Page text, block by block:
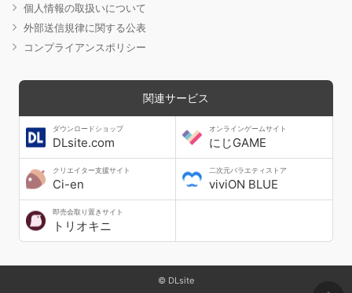
個人情報の取扱いについて
外部送信規律に関する公表
コンプライアンスポリシー
関連サービス
ダウンロードショップ
DLsite.com
オンラインゲームサイト
にじGAME
クリエイター支援サイト
Ci-en
二次元バラエティストア
viviON BLUE
即売会取り置きサイト
トリオキニ
© DLsite